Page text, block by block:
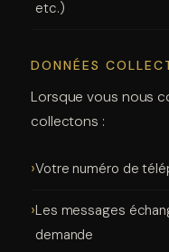
etc.)
DONNÉES
Lorsque vous nous
collectons :
Votre numéro de
Les messages
demande